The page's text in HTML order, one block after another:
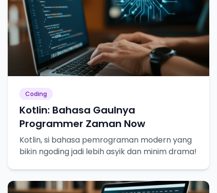
Coding
Kotlin: Bahasa Gaulnya
Programmer Zaman Now
Kotlin, si bahasa pemrograman modern yang
bikin ngoding jadi lebih asyik dan minim drama!